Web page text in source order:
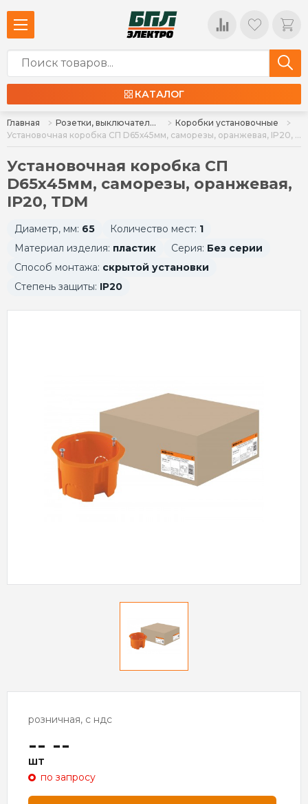
КАТАЛОГ
Главная Розетки, выключатели, установочные коробки
Коробки установочные
Установочная коробка СП D65х45мм, саморезы, оранжевая, IP20, TDM
Установочная коробка СП
D65х45мм, саморезы, оранжевая,
IP20, TDM
Диаметр, мм: 65 Количество мест: 1
Материал изделия: пластик Серия: Без серии
Способ монтажа: скрытой установки
Степень защиты: IP20
розничная, с ндс
-- --
шт
по запросу